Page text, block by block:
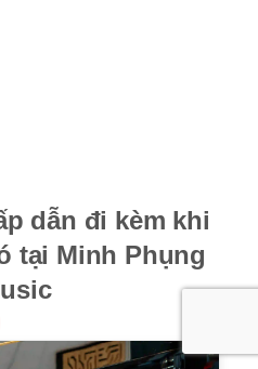
dẫn đi kèm khi
tại Minh Phụng